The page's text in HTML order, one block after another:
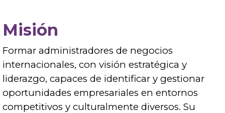
Misión
Formar administradores de negocios
internacionales, con visión estratégica y
liderazgo, capaces de identificar y gestionar
oportunidades empresariales en entornos
competitivos y culturalmente diversos. Su